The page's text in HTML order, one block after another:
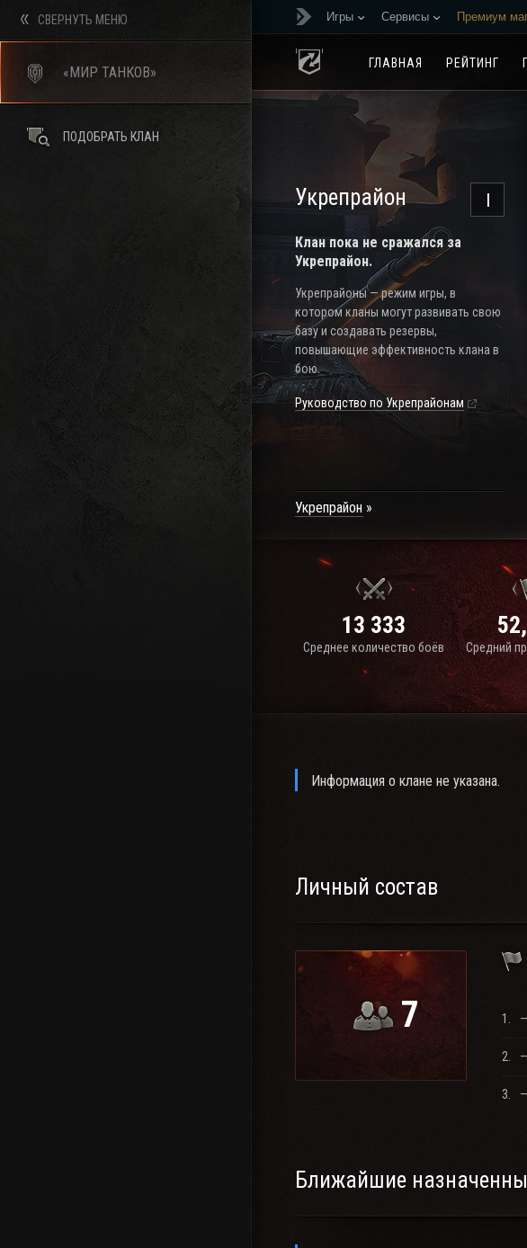
Игры Сервисы Премиум
ГЛАВНАЯ РЕЙТИНГ
I
Укрепрайон
Клан пока не сражался за
Укрепрайон.
Укрепрайоны — режим игры, в
котором кланы могут развивать свою
базу и создавать резервы,
повышающие эффективность клана в
бою.
Руководство по Укрепрайонам
Укрепрайон
13 333
Среднее количество боёв Средний
Информация о клане не указана.
Личный состав
7 1. —
2. —
3. —
Ближайшие
СВЕРНУТЬ МЕНЮ
«МИР ТАНКОВ»
ПОДОБРАТЬ КЛАН